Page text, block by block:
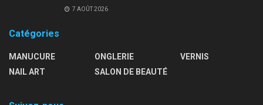
7 AOÛT 2026
Catégories
MANUCURE
NAIL ART
ONGLERIE
SALON DE BEAUTÉ
VERNIS